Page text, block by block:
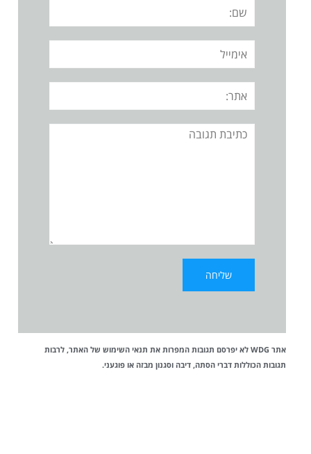
אימייל
אתר:
תגובה
אתר WDG לא יפרסם תגובות המפרות את תנאי השימוש של האתר, לרבות
תגובות הכוללות דברי הסתה, דיבה וסגנון מבזה או פוגעני.